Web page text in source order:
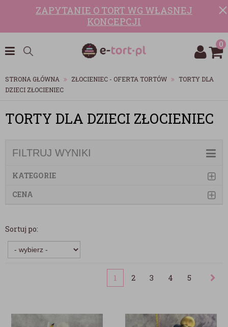
ZAPYTANIE O TORT WG WŁASNEJ
KONCEPCJI
0
STRONA GŁÓWNA ZŁOCIENIEC - OFERTA TORTÓW
TORTY DLA
DZIECI ZŁOCIENIEC
TORTY DLA DZIECI ZŁOCIENIEC
FILTRUJ WYNIKI
KATEGORIE
CENA
Sortuj po:
1 2 3 4 5